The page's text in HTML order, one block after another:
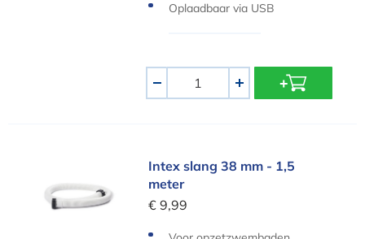
Oplaadbaar via USB
+
Intex slang 38 mm - 1,5 meter
Intex slang 38 mm - 1,5
meter
€ 9,99